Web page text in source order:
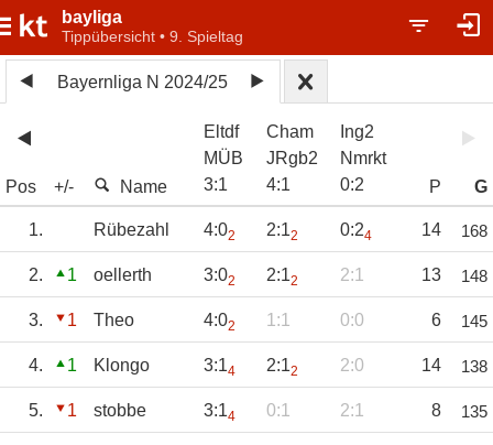
bayliga
Tippübersicht • 9. Spieltag
Bayernliga N 2024/25
Pos +/- Name
Eltdf
MÜB
3:1
Cham
JRgb2
4:1
Ing2
Nmrkt
0:2 P G
1. Rübezahl 4:02 2:12 0:24 14 168
2. 1 oellerth 3:02 2:12 2:1 13 148
3. 1 Theo 4:02 1:1 0:0 6 145
4. 1 Klongo 3:14 2:12 2:0 14 138
5. 1 stobbe 3:14 0:1 2:1 8 135